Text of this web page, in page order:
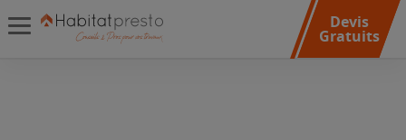
Devis
Gratuits